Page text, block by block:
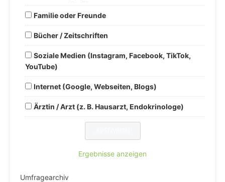
Familie oder Freunde
Bücher / Zeitschriften
Soziale Medien (Instagram, Facebook, TikTok,
YouTube)
Internet (Google, Webseiten, Blogs)
Ärztin / Arzt (z. B. Hausarzt, Endokrinologe)
Ergebnisse anzeigen
Umfragearchiv